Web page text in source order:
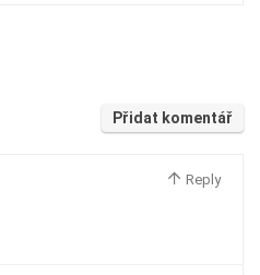
Přidat komentář
Reply